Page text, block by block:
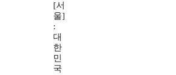
[서
울]
:
대
한
민
국